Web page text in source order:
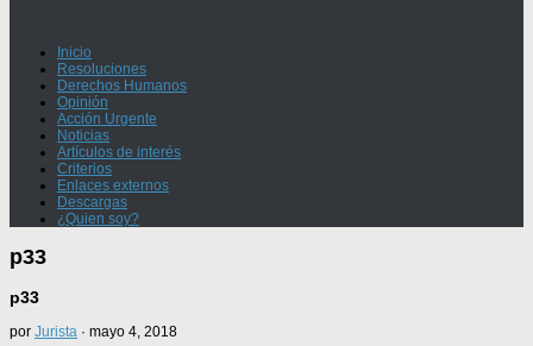
Inicio
Resoluciones
Derechos Humanos
Opinión
Acción Urgente
Noticias
Artículos de interés
Criterios
Enlaces externos
Descargas
¿Quien soy?
p33
p33
por Jurista · mayo 4, 2018